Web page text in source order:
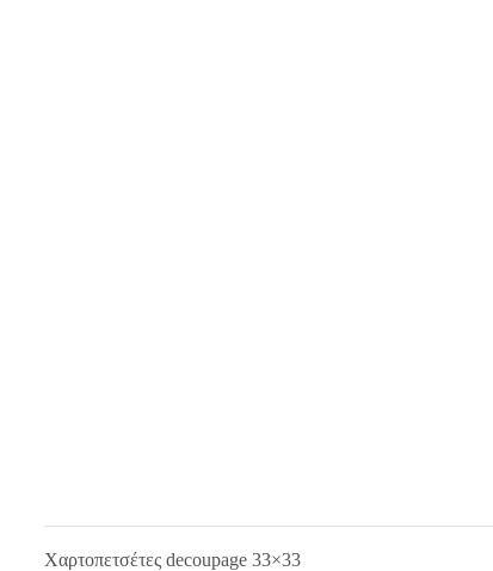
Χαρτοπετσέτες decoupage 33×33